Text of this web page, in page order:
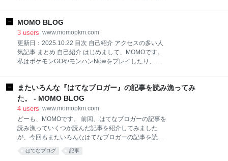
ツ Nuptse Bootie WP
X（Twitter）で「はてなブログでアクセス数を増やす
方法」を検索すると YouTubeで「はてなブログでアク
セス数を増やす方法」を検索すると 私自身の経験か
ら・・・ 結論。アクセス数を増やす方法は・・・ 改め
てはてなブログでアクセス数を増やすために はてなブ
にはいろんなブログサービスがありますが、私ははて
なブログをメインに使っているので、特にはてなブロ
グでのアクセス数を増やす方法についてまとめまし
た。 Googleで「はてなブログで
MOMO BLOG
3 users www.momopkm.com
更新日：2025.10.22 目次 自己紹介 アクセスの多い人
気記事 まとめ 自己紹介 はじめまして、MOMOです。
私はポケモンGOやモンハンNowをプレイしたり、美
Now、美味しかった料理、X（Twitter）のトレンドネ
タなどを中心に記事にしている雑記ブロガーです。最
近はホロライブのメンバーの配信を観ることにもハマ
っています。 アクセスの多い人気記事 MOMO BLOG
の中でアクセスの多い人気記事です。 サブブログも気
が向いた時に更新しています。
momonohitorigoto.hatenablog.jp YouTubeも散歩動画
またいろんな『はてなブロガー』の記事を読み漁ってみ
た。 - MOMO BLOG
4 users www.momopkm.com
どーも、MOMOです。 前回、はてなブロガーの記事を
読み漁っていくつか読んだ記事を紹介してみました
が、今回もまたいろんなはてなブロガーの記事を読み
漁ってみました。その中の一部の記事を紹介します。
前回の記事はこちら 目次 ライムはレモンでレモンはラ
はてなブログ 記事